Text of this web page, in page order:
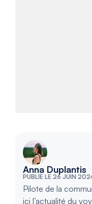
Anna Duplantis
PUBLIÉ LE 26 JUIN
Pilote de la
ici l’actualité du